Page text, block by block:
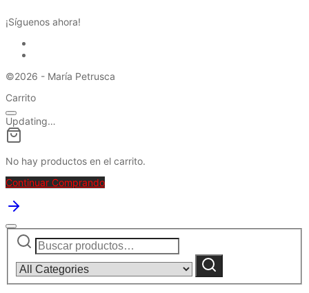
¡Síguenos ahora!
©2026 - María Petrusca
Carrito
Updating…
No hay productos en el carrito.
Continuar Comprando
Buscar
por:
category:
Buscar